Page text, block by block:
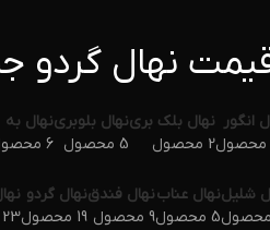
نهال گردو
انگور نهال بلک بری
2 محصول
نهال بلوبری
5 محصول
نهال به
6 محصول
شلیلنهال عناب
5 محصول
نهال فندق
9 محصول
نهال گردو
19 محصول
23 محصول